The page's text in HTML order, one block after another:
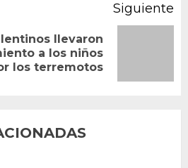
Siguiente
llevaron
a los niños
los terremotos